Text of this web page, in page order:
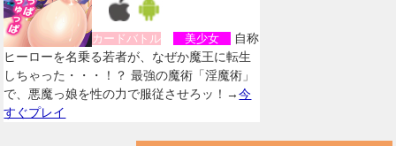
カードバトル 美少女
自称
ヒーローを名乗る若者が、なぜか魔王に転生
しちゃった・・・！？ 最強の魔術「淫魔術」
で、悪魔っ娘を性の力で服従させろッ！→今
すぐプレイ